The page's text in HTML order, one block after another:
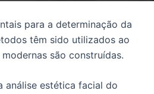
para a determinação da
têm sido utilizados ao
são construídas.
análise estética facial do